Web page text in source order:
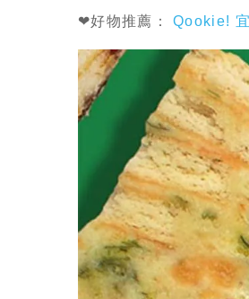
❤好物推薦：Qookie!